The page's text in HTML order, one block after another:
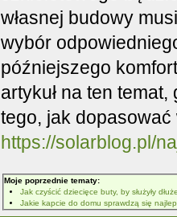
własnej budowy
wybór
późniejszego
artykuł na ten
tego, jak
https://solarblog.pl/
Moje poprzednie tematy:
Jak czyścić dziecięce buty, by służyły
Jakie kapcie do domu sprawdzą się